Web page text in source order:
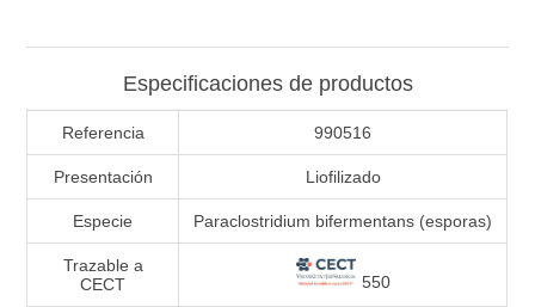
Especificaciones de productos
Referencia 990516
Presentación Liofilizado
Especie Paraclostridium bifermentans (esporas)
Trazable a
CECT
550